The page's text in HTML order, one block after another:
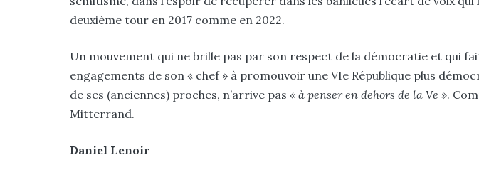
deuxième tour en 2017 comme en 2022.
Un mouvement qui ne brille pas par son respect de la démocratie et qui
engagements de son « chef » à promouvoir une VIe République plus
de ses (anciennes) proches, n’arrive pas « à penser en dehors de la Ve ».
Mitterrand.
Daniel Lenoir